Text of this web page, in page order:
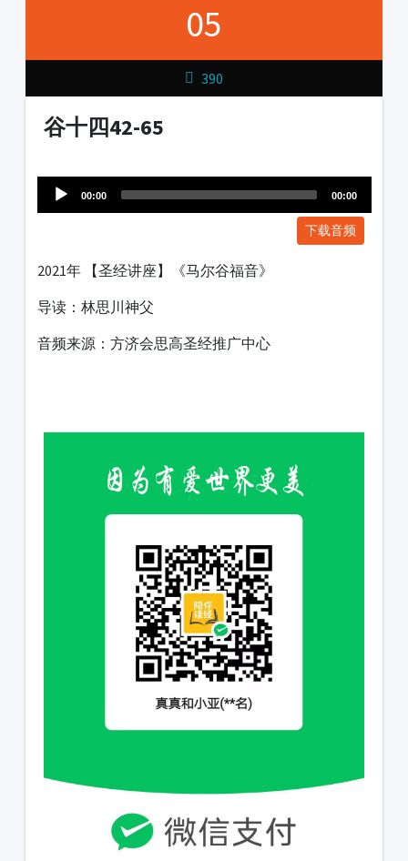
05
390
谷十四42-65
Player
00:00 00:00
下载音频
2021年 【圣经讲座】《马尔谷福音》
导读：林思川神父
音频来源：方济会思高圣经推广中心